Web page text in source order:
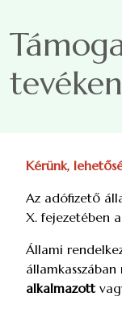
Kérünk,
Az adófizető
X. fejezetében
Állami
alkalmazott